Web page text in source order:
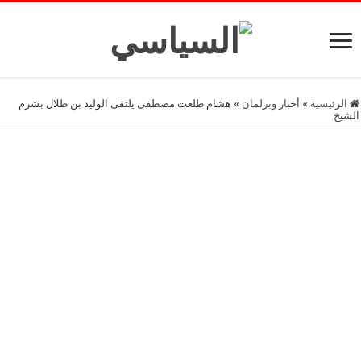
الرئيسية » أخبار وبرلمان » هشام طلعت مصطفى يلتقى الوليد بن طلال بشرم
الشيخ